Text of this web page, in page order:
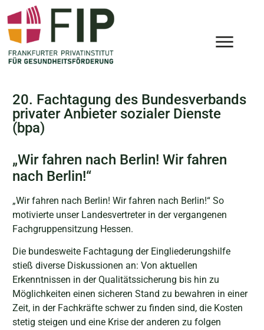
20. Fachtagung des Bundesverbands
privater Anbieter sozialer Dienste
(bpa)
„Wir fahren nach Berlin! Wir fahren
nach Berlin!“
„Wir fahren nach Berlin! Wir fahren nach Berlin!“ So
motivierte unser Landesvertreter in der vergangenen
Fachgruppensitzung Hessen.
Die bundesweite Fachtagung der Eingliederungshilfe
stieß diverse Diskussionen an: Von aktuellen
Erkenntnissen in der Qualitätssicherung bis hin zu
Möglichkeiten einen sicheren Stand zu bewahren in einer
Zeit, in der Fachkräfte schwer zu finden sind, die Kosten
stetig steigen und eine Krise der anderen zu folgen